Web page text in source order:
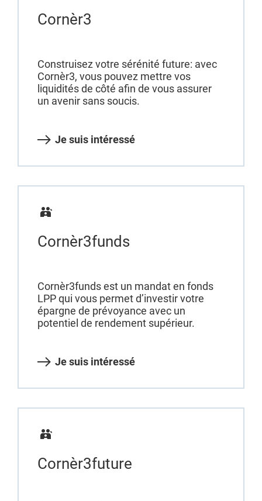
Cornèr3
Construisez votre sérénité future: avec
Cornèr3, vous pouvez mettre vos
liquidités de côté afin de vous assurer
un avenir sans soucis.
Je suis intéressé
Cornèr3funds
Cornèr3funds est un mandat en fonds
LPP qui vous permet d’investir votre
épargne de prévoyance avec un
potentiel de rendement supérieur.
Je suis intéressé
Cornèr3future